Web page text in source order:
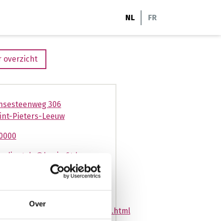
Over
NL FR
overzicht
306
Pieters-Leeuw
fit.be
fit.com/fr-be/salle-de-
24-7-